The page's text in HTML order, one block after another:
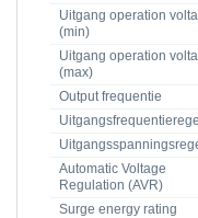
Uitgang operation
(min)
Uitgang operation
(max)
Output frequentie
Automatic Voltage
Regulation (AVR)
Surge energy rating